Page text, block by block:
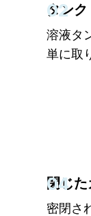
02
タンク
溶液タ
単に取
04
閉じ
密閉さ